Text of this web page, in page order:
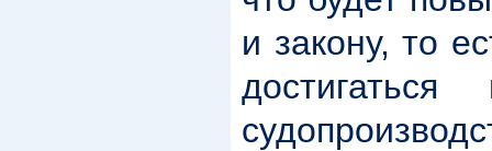
и закону, то